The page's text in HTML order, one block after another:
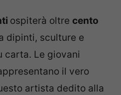
ospiterà oltre cento
dipinti, sculture e
carta. Le giovani
il vero
artista dedito alla